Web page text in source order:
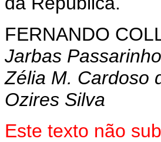
FERNANDO
Jarbas Passarinho
Zélia M. Cardoso
Ozires Silva
Este texto não